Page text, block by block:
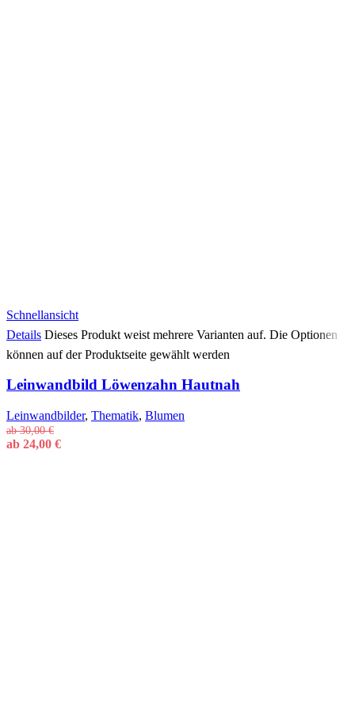
Schnellansicht
Details Dieses Produkt weist mehrere Varianten auf. Die Optionen
können auf der Produktseite gewählt werden
Leinwandbild Löwenzahn Hautnah
Leinwandbilder, Thematik, Blumen
ab30,00€
ab 24,00 €